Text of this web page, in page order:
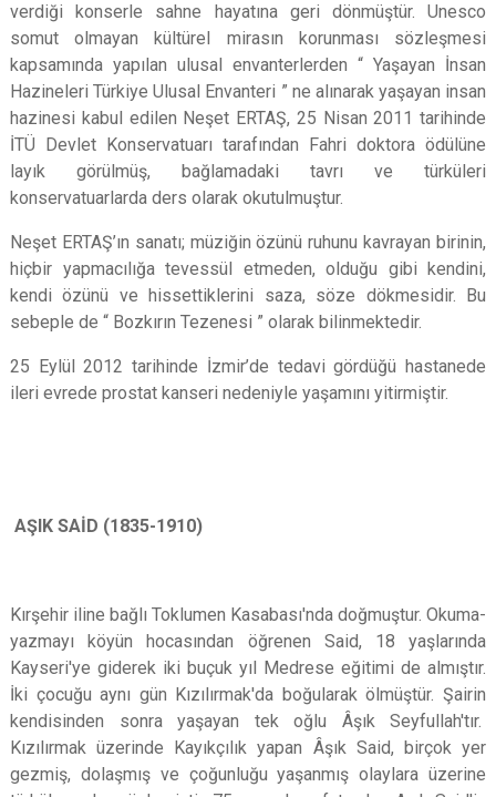
verdiği konserle sahne hayatına geri dönmüştür. Unesco
somut olmayan kültürel mirasın korunması sözleşmesi
kapsamında yapılan ulusal envanterlerden “ Yaşayan İnsan
Hazineleri Türkiye Ulusal Envanteri ” ne alınarak yaşayan insan
hazinesi kabul edilen Neşet ERTAŞ, 25 Nisan 2011 tarihinde
İTÜ Devlet Konservatuarı tarafından Fahri doktora ödülüne
layık görülmüş, bağlamadaki tavrı ve türküleri
konservatuarlarda ders olarak okutulmuştur.
Neşet ERTAŞ’ın sanatı; müziğin özünü ruhunu kavrayan birinin,
hiçbir yapmacılığa tevessül etmeden, olduğu gibi kendini,
kendi özünü ve hissettiklerini saza, söze dökmesidir. Bu
sebeple de “ Bozkırın Tezenesi ” olarak bilinmektedir.
25 Eylül 2012 tarihinde İzmir’de tedavi gördüğü hastanede
ileri evrede prostat kanseri nedeniyle yaşamını yitirmiştir.
AŞIK SAİD (1835-1910)
Kırşehir iline bağlı Toklumen Kasabası'nda doğmuştur. Okuma-
yazmayı köyün hocasından öğrenen Said, 18 yaşlarında
Kayseri'ye giderek iki buçuk yıl Medrese eğitimi de almıştır.
İki çocuğu aynı gün Kızılırmak'da boğularak ölmüştür. Şairin
kendisinden sonra yaşayan tek oğlu Âşık Seyfullah'tır.
Kızılırmak üzerinde Kayıkçılık yapan Âşık Said, birçok yer
gezmiş, dolaşmış ve çoğunluğu yaşanmış olaylara üzerine